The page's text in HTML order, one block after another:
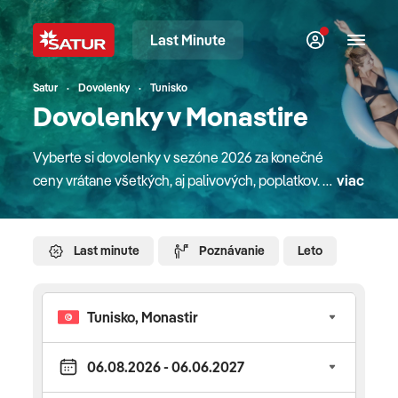
Last Minute
Satur Dovolenky Tunisko
Dovolenky v Monastire
Vyberte si dovolenky v sezóne 2026 za konečné
ceny vrátane všetkých, aj palivových, poplatkov. V
našej ponuke nájdete atraktívne pobyty v
mori, plavby loďou, poznávacie zájazdy alebo
zaujímavé detské paušále a pobyty na Slovensku
majú deti úplne zdarma. V mnohých hoteloch
doma aj v zahraničí sa o zábavu detí starajú
slovenskí animátori rodinného klubu Planet Fun.
Do letných destinácií sa s nami dostanete letecky
viac
Last minute Poznávanie Leto